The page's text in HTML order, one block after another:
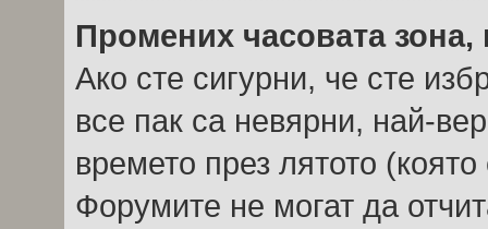
Промених часовата
Ако сте сигурни, че сте
все пак са невярни, най-
времето през лятото
Форумите не могат да